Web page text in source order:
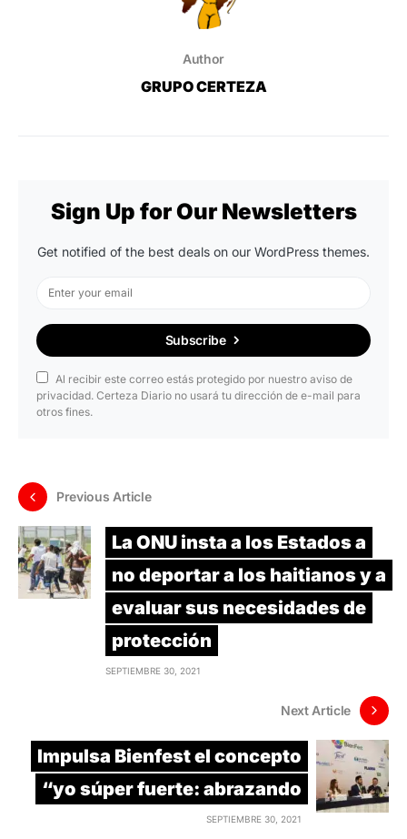
Author
GRUPO CERTEZA
Sign Up for Our Newsletters
Get notified of the best deals on our WordPress themes.
Subscribe
Al recibir este correo estás protegido por nuestro aviso de
privacidad. Certeza Diario no usará tu dirección de e-mail para
otros fines.
Previous Article
La ONU insta a los Estados a
no deportar a los haitianos y a
evaluar sus necesidades de
protección
SEPTIEMBRE 30, 2021
Next Article
Impulsa Bienfest el concepto
“yo súper fuerte: abrazando
SEPTIEMBRE 30, 2021